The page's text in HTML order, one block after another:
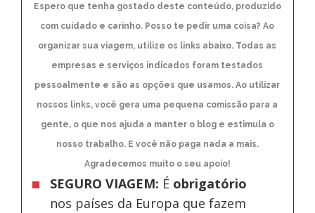
Espero que tenha gostado deste conteúdo, produzido
com cuidado e carinho. Posso te pedir uma coisa? Ao
organizar sua viagem, utilize os links abaixo. Todas as
empresas e serviços indicados foram testados
pessoalmente e são as opções que usamos. Ao utilizar
nossos links, você gera uma pequena comissão para a
gente, o que nos ajuda a manter o blog e estimula o
nosso trabalho. E você não paga nada a mais.
Agradecemos muito o seu apoio!
SEGURO VIAGEM: É obrigatório
nos países da Europa que fazem